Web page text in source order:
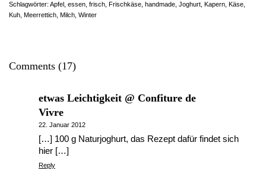
Schlagwörter: Apfel essen frisch Frischkäse handmade Joghurt Kapern Käse
Kuh Meerrettich Milch Winter
Comments (17)
etwas Leichtigkeit @ Confiture de
Vivre
22. Januar 2012
[…] 100 g Naturjoghurt, das Rezept dafür findet sich
hier […]
Reply